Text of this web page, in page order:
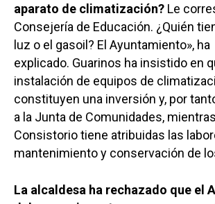
aparato de climatización? Le
Consejería de Educación. ¿Quién
luz o el gasoil? El Ayuntamiento», ha
explicado. Guarinos ha insistido en
instalación de equipos de
constituyen una inversión y, por
a la Junta de Comunidades,
Consistorio tiene atribuidas las
mantenimiento y conservación de
La alcaldesa ha rechazado que el